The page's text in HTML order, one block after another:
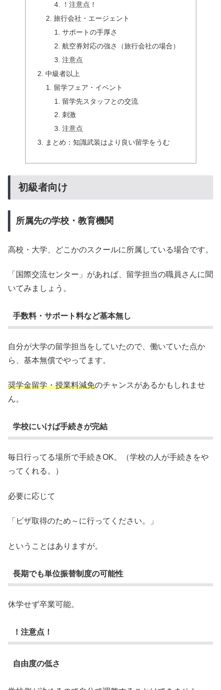
！注意点！
旅行会社・エージェント
サポートの手厚さ
航空券対応の強さ（旅行会社の場合）
注意点
中級者以上
留学フェア・イベント
留学先スタッフとの交流
刺激
注意点
まとめ：知識武装はより良い留学をうむ
初級者向け
所属先の学校・教育機関
高校・大学、どこかのスクールに所属している場合です。
「国際交流センター」があれば、留学担当の職員さんに聞
いてみましょう。
手数料・サポート料など基本無し
自分が大学の留学担当をしていたので、働いていた点か
ら、基本無償でやってます。
奨学金留学・授業料減免のチャンスがあるかもしれませ
ん。
学校にいけば手続きが完結
毎日行ってる場所で手続きOK。（学校の人が手続きをや
ってくれる。）
必要に応じて
「ビザ取得のため～に行ってください。」
ということはありますが。
長期でも単位振替制度の可能性
休学せず卒業可能。
！注意点！
自由度の低さ